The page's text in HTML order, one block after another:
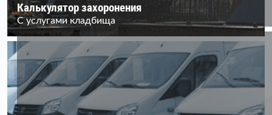
Калькулятор захоронения
С услугами кладбища